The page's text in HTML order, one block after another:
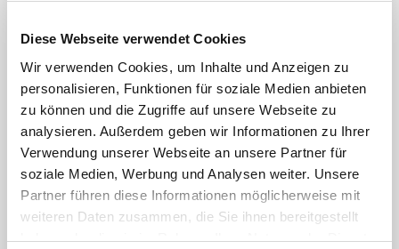
Diese Webseite verwendet Cookies
Wir verwenden Cookies, um Inhalte und Anzeigen zu
personalisieren, Funktionen für soziale Medien anbieten
zu können und die Zugriffe auf unsere Webseite zu
analysieren. Außerdem geben wir Informationen zu Ihrer
Verwendung unserer Webseite an unsere Partner für
soziale Medien, Werbung und Analysen weiter. Unsere
Partner führen diese Informationen möglicherweise mit
weiteren Daten zusammen, die Sie ihnen bereitgestellt
haben oder die sie im Rahmen Ihrer Nutzung der Dienste